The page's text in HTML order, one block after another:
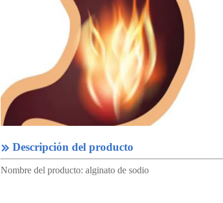
 Descripción del producto
Nombre del producto: alginato de sodio